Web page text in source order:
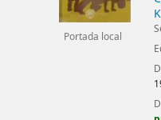
Portada local